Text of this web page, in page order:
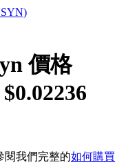
價格
0.02236
閱我們完整的如何購買